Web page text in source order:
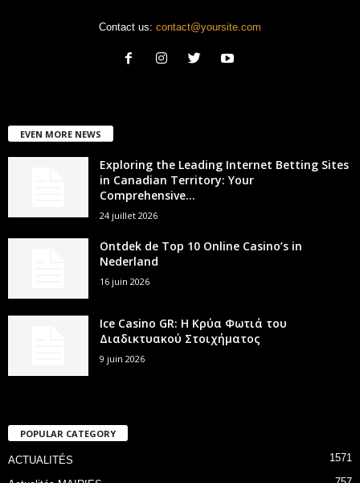
Contact us: contact@yoursite.com
EVEN MORE NEWS
Exploring the Leading Internet Betting Sites
in Canadian Territory: Your
Comprehensive...
24 juillet 2026
Ontdek de Top 10 Online Casino’s in
Nederland
16 juin 2026
Ice Casino GR: Η Κρύα Φωτιά του
Διαδικτυακού Στοιχήματος
9 juin 2026
POPULAR CATEGORY
ACTUALITÉS 1571